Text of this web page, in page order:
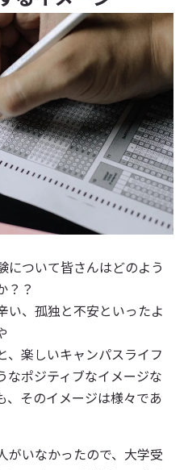
について皆さんはどのよう
？？
い、孤独と不安といったよ
、楽しいキャンパスライフ
なポジティブなイメージな
、そのイメージは様々であ
がいなかったので、大学受